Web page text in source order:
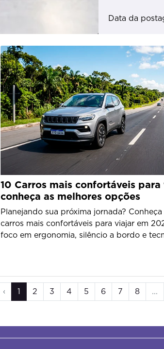
Data da
10 Carros mais confortáveis para
conheça as melhores opções
Planejando sua próxima jornada? Conheça
carros mais confortáveis para viajar em
foco em ergonomia, silêncio a bordo e
‹ 1 2 3 4 5 6 7 8 ...